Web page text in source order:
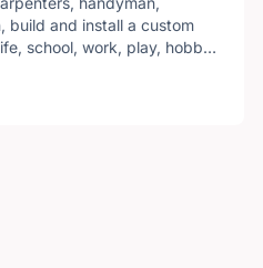
build and install a custom
school, work, play, hobby,